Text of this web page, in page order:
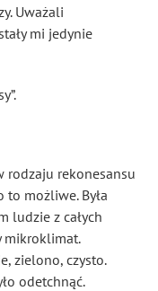
Uważali
mi jedynie
rodzaju rekonesansu
możliwe. Była
ludzie z całych
mikroklimat.
zielono, czysto.
odetchnąć.